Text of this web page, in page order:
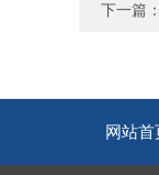
下一篇：
网站首